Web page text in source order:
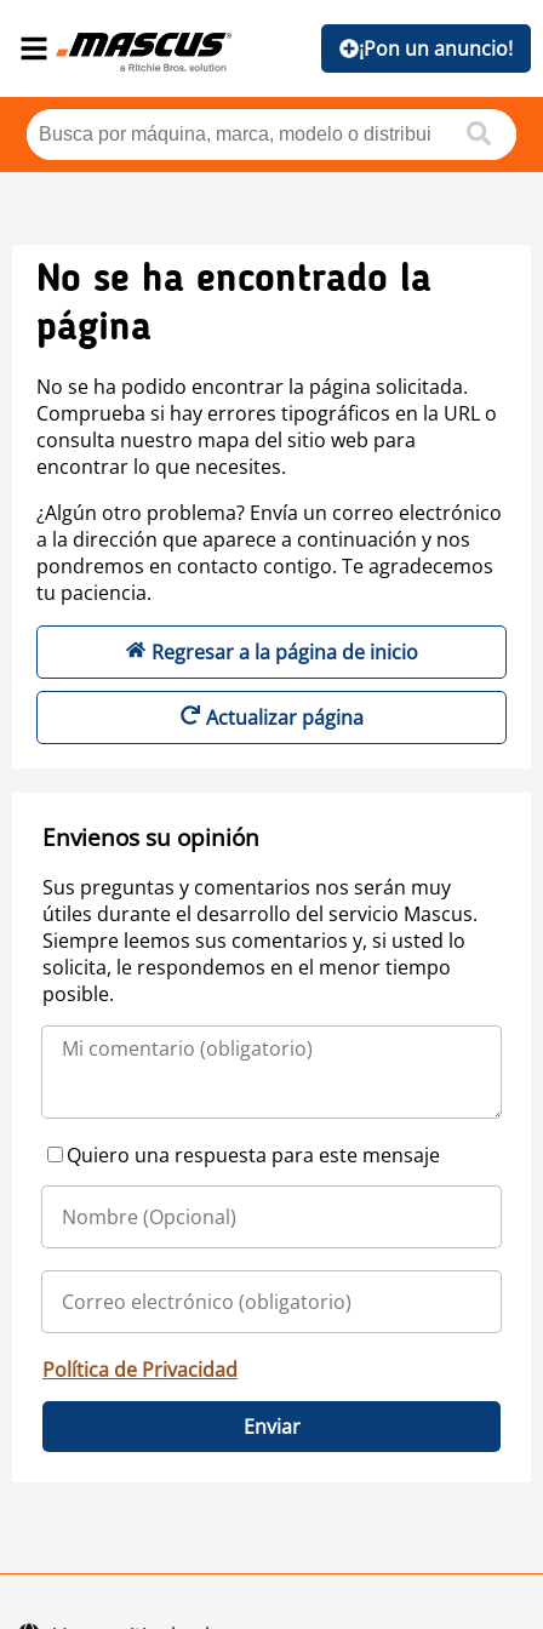
¡Pon un anuncio!
No se ha encontrado la
página
No se ha podido encontrar la página solicitada.
Comprueba si hay errores tipográficos en la URL o
consulta nuestro mapa del sitio web para
encontrar lo que necesites.
¿Algún otro problema? Envía un correo electrónico
a la dirección que aparece a continuación y nos
pondremos en contacto contigo. Te agradecemos
tu paciencia.
Regresar a la página de inicio
Actualizar página
Envienos su opinión
Sus preguntas y comentarios nos serán muy
útiles durante el desarrollo del servicio Mascus.
Siempre leemos sus comentarios y, si usted lo
solicita, le respondemos en el menor tiempo
posible.
Quiero una respuesta para este mensaje
Política de Privacidad
Enviar